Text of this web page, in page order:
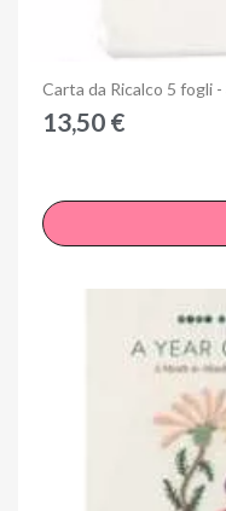
Carta da Ricalco 5 fogli
13,50 €